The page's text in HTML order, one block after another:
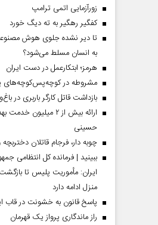
زورآزمایی اتمی ترامپ
کفگیر رهگیر به ته دیگ خورد
به انسان مسلط می‌شود؟
هرمز؛ ابتکارعمل در دست ایران
مشروطه در کوچه‌پس‌کوچه‌های
بازداشت قاتل کارگر باربری در
ارائه بیش از ۲ میلیون
حسینی
چوبه دار، فرجام قاتلان
ببینید | فرمانده کل انتظامی
ایران­: مأموریت پلیس تا
منزل ادامه دارد
پاسخ قانون به خشونت در قاب
راز ماندگاری پرواز یک قهرمان